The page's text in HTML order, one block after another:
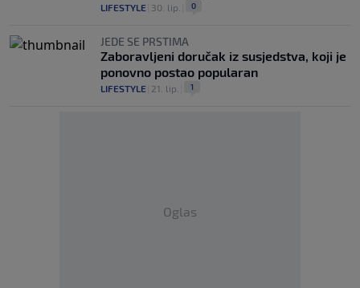
LIFESTYLE 30. lip. 0
JEDE SE PRSTIMA
Zaboravljeni doručak iz susjedstva, koji je
ponovno postao popularan
LIFESTYLE 21. lip. 1
Oglas